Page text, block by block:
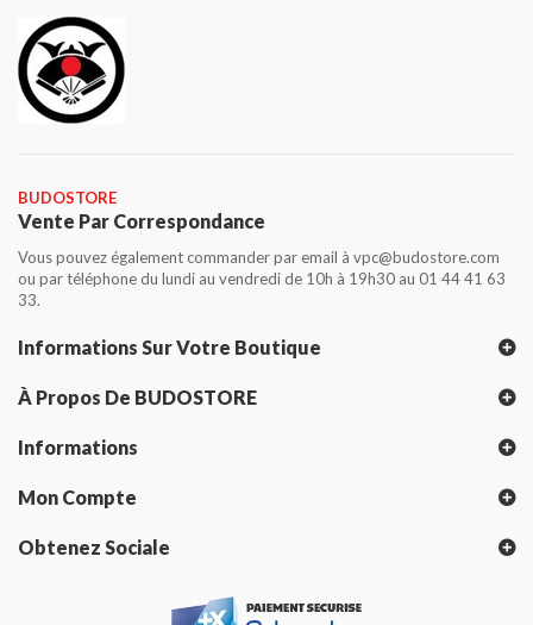
BUDOSTORE
Vente Par Correspondance
Vous pouvez également commander par email à vpc@budostore.com
ou par téléphone du lundi au vendredi de 10h à 19h30 au 01 44 41 63
33.
Informations Sur Votre Boutique
À Propos De BUDOSTORE
Informations
Mon Compte
Obtenez Sociale